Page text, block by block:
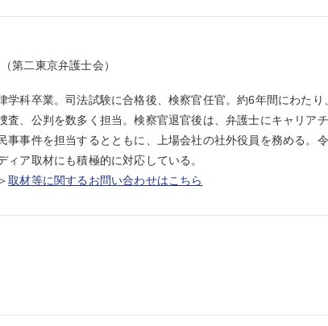
（第二東京弁護士会）
学科卒業。司法試験に合格後、検察官任官。約6年間にわた
査、公判を数多く担当。検察官退官後は、弁護士にキャリア
事事件を担当するとともに、上場会社の社外役員を務める。
ィア取材にも積極的に対応している。
取材等に関するお問い合わせはこちら